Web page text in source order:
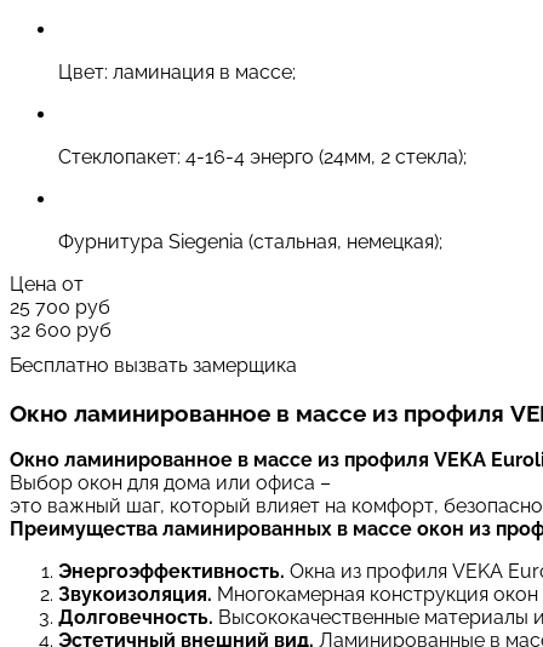
Цвет: ламинация в массе;
Стеклопакет: 4-16-4 энерго (24мм, 2 стекла);
Фурнитура Siegenia (стальная, немецкая);
Цена от
25 700 руб
32 600 руб
Бесплатно вызвать замерщика
Окно ламинированное в массе из профиля
Окно ламинированное в массе из профиля VEKA
Выбор окон для дома или офиса –
это важный шаг, который влияет на комфорт,
Преимущества ламинированных в массе окон из
Энергоэффективность. Окна из профиля VEKA
Звукоизоляция. Многокамерная конструкция окон
Долговечность. Высококачественные материалы
Эстетичный внешний вид. Ламинированные в